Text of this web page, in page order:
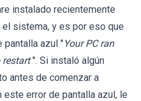
instalado recientemente
sistema, y ​​es por eso que
pantalla azul "Your PC ran
restart ". Si instaló algún
antes de comenzar a
error de pantalla azul, le